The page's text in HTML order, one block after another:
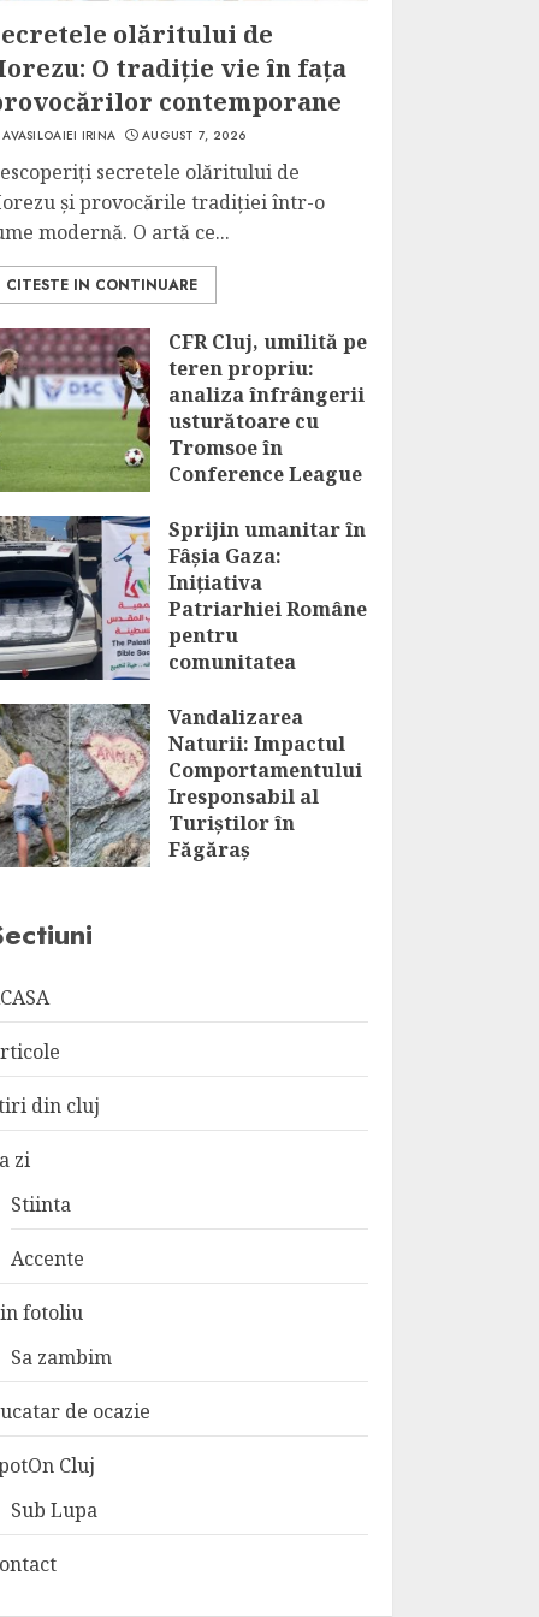
olăritului de
O tradiție vie în fața
contemporane
AVASILOAIEI IRINA AUGUST 7, 2026
secretele olăritului de
și provocările tradiției într-o
modernă. O artă ce...
CITESTE IN CONTINUARE
CFR Cluj, umilită pe
teren propriu:
analiza înfrângerii
usturătoare cu
Tromsoe în
Conference League
Sprijin umanitar în
Fâșia Gaza:
Inițiativa
Patriarhiei Române
pentru
comunitatea
AUGUST 7, 2026
Vandalizarea
Naturii: Impactul
Comportamentului
Iresponsabil al
Turiștilor în
Făgăraș
din cluj
zi
Stiinta
Accente
fotoliu
Sa zambim
de ocazie
Cluj
Sub Lupa